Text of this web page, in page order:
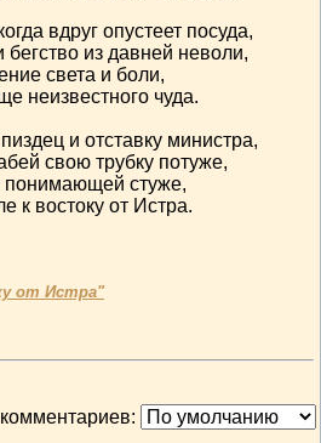
вдруг опустеет посуда,
бегство из давней неволи,
света и боли,
неизвестного чуда.
и отставку министра,
свою трубку потуже,
понимающей стуже,
востоку от Истра.
от Истра"